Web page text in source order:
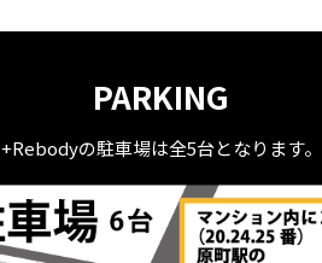
PARKING
+Rebodyの駐車場は全5台となります。